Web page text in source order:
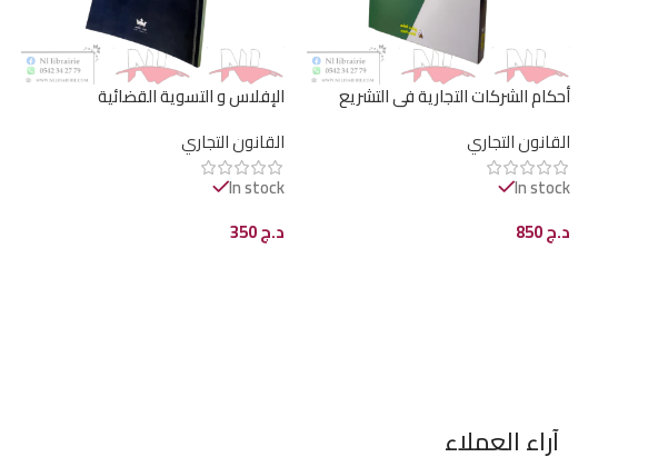
أحكام الشركات التجارية في التشريع
القانون التجاري
In stock
د.ج
الإفلاس و التسوية القضائية
القانون التجاري
In stock
د.ج
آراء العملاء